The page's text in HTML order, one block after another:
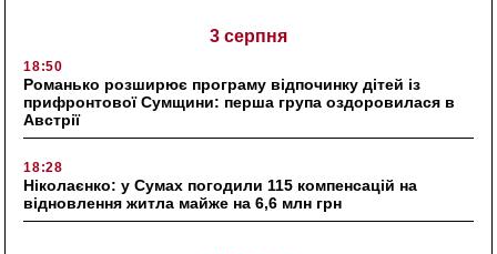
3 серпня
18:50
Романько розширює програму відпочинку дітей із
прифронтової Сумщини: перша група оздоровилася в
Австрії
18:28
Ніколаєнко: у Сумах погодили 115 компенсацій на
відновлення житла майже на 6,6 млн грн